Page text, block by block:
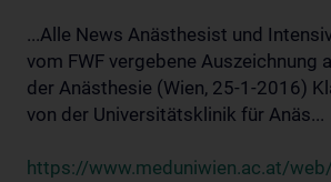
...Alle News Anästhesist und
vom FWF vergebene Auszeichnung
der Anästhesie (Wien, 25-1-2016)
von der Universitätsklinik für Anäs...
https://www.meduniwien.ac.at/